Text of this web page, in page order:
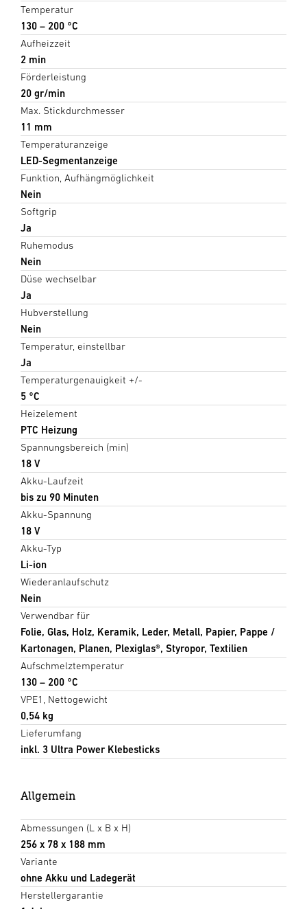
Temperatur
130 – 200 °C
Aufheizzeit
2 min
Förderleistung
20 gr/min
Max. Stickdurchmesser
11 mm
Temperaturanzeige
LED-Segmentanzeige
Funktion, Aufhängmöglichkeit
Nein
Softgrip
Ja
Ruhemodus
Nein
Düse wechselbar
Ja
Hubverstellung
Nein
Temperatur, einstellbar
Ja
Temperaturgenauigkeit +/-
5 °C
Heizelement
PTC Heizung
Spannungsbereich (min)
18 V
Akku-Laufzeit
bis zu 90 Minuten
Akku-Spannung
18 V
Akku-Typ
Li-ion
Wiederanlaufschutz
Nein
Verwendbar für
Folie, Glas, Holz, Keramik, Leder, Metall, Papier, Pappe /
Kartonagen, Planen, Plexiglas®, Styropor, Textilien
Aufschmelztemperatur
130 – 200 °C
VPE1, Nettogewicht
0,54 kg
Lieferumfang
inkl. 3 Ultra Power Klebesticks
Allgemein
Abmessungen (L x B x H)
256 x 78 x 188 mm
Variante
ohne Akku und Ladegerät
Herstellergarantie